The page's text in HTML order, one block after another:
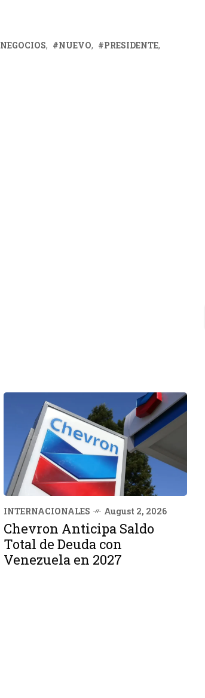
NEGOCIOS NUEVO
PRESIDENTE
INTERNACIONALES August 2, 2026
Chevron Anticipa Saldo
Total de Deuda con
Venezuela en 2027